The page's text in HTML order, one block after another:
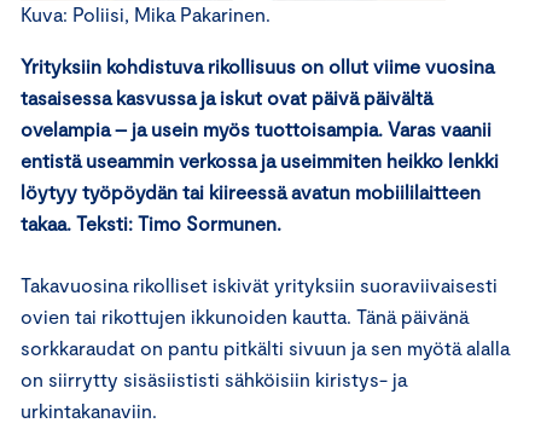
Kuva: Poliisi, Mika Pakarinen.
Yrityksiin kohdistuva rikollisuus on ollut viime vuosina
tasaisessa kasvussa ja iskut ovat päivä päivältä
ovelampia – ja usein myös tuottoisampia. Varas vaanii
entistä useammin verkossa ja useimmiten heikko lenkki
löytyy työpöydän tai kiireessä avatun mobiililaitteen
takaa. Teksti: Timo Sormunen.
Takavuosina rikolliset iskivät yrityksiin suoraviivaisesti
ovien tai rikottujen ikkunoiden kautta. Tänä päivänä
sorkkaraudat on pantu pitkälti sivuun ja sen myötä alalla
on siirrytty sisäsiististi sähköisiin kiristys- ja
urkintakanaviin.